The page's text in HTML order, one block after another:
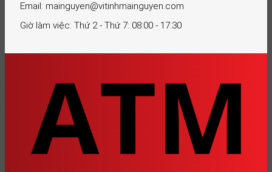
Email: mainguyen@vitinhmainguyen.com
Giờ làm việc: Thứ 2 - Thứ 7: 08:00 - 17:30